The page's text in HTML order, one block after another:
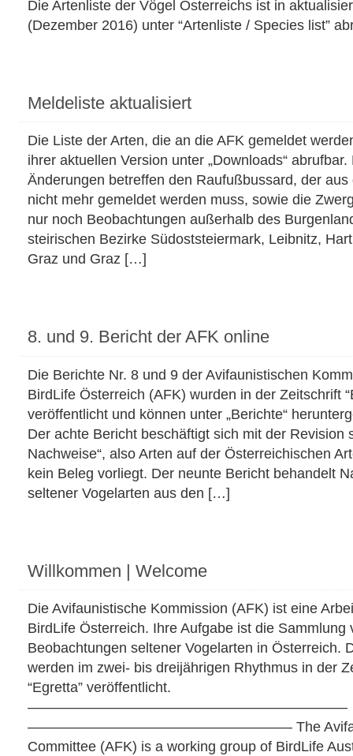
Die Artenliste der Vögel Österreichs ist in
(Dezember 2016) unter “Artenliste / Species list”
Meldeliste aktualisiert
Die Liste der Arten, die an die AFK gemeldet
ihrer aktuellen Version unter „Downloads“
Änderungen betreffen den Raufußbussard, der
nicht mehr gemeldet werden muss, sowie die
nur noch Beobachtungen außerhalb des
steirischen Bezirke Südoststeiermark, Leibnitz,
Graz und Graz […]
8. und 9. Bericht der AFK online
Die Berichte Nr. 8 und 9 der Avifaunistischen
BirdLife Österreich (AFK) wurden in der Zeitschrift
veröffentlicht und können unter „Berichte“
Der achte Bericht beschäftigt sich mit der Revision
Nachweise“, also Arten auf der Österreichischen
kein Beleg vorliegt. Der neunte Bericht behandelt
seltener Vogelarten aus den […]
Willkommen | Welcome
Die Avifaunistische Kommission (AFK) ist eine
BirdLife Österreich. Ihre Aufgabe ist die Sammlung
Beobachtungen seltener Vogelarten in Österreich.
werden im zwei- bis dreijährigen Rhythmus in der
“Egretta” veröffentlicht.
——————————————————————–
———————————–——–——–—— The
Committee (AFK) is a working group of BirdLife